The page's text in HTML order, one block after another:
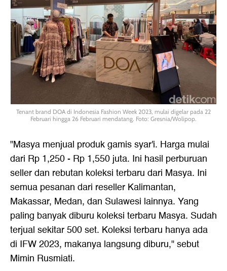
Tenant brand DOA di Indonesia Fashion Week 2023, mulai digelar pada 22
Februari hingga 26 Februari mendatang. Foto: Gresnia/Wolipop.
"Masya menjual produk gamis syar'i. Harga mulai
dari Rp 1,250 - Rp 1,550 juta. Ini hasil perburuan
seller dan rebutan koleksi terbaru dari Masya. Ini
semua pesanan dari reseller Kalimantan,
Makassar, Medan, dan Sulawesi lainnya. Yang
paling banyak diburu koleksi terbaru Masya. Sudah
terjual sekitar 500 set. Koleksi terbaru hanya ada
di IFW 2023, makanya langsung diburu," sebut
Mimin Rusmiati.